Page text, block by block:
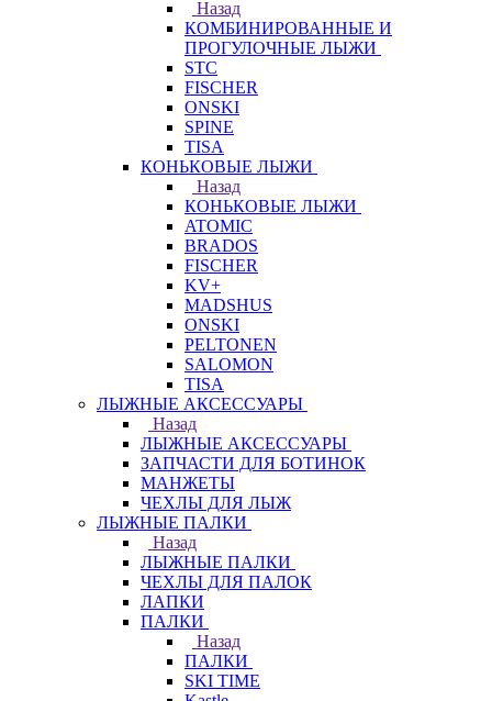
Назад
КОМБИНИРОВАННЫЕ И
ПРОГУЛОЧНЫЕ ЛЫЖИ
STC
FISCHER
ONSKI
SPINE
TISA
КОНЬКОВЫЕ ЛЫЖИ
Назад
КОНЬКОВЫЕ ЛЫЖИ
ATOMIC
BRADOS
FISCHER
KV+
MADSHUS
ONSKI
PELTONEN
SALOMON
TISA
ЛЫЖНЫЕ АКСЕССУАРЫ
Назад
ЛЫЖНЫЕ АКСЕССУАРЫ
ЗАПЧАСТИ ДЛЯ БОТИНОК
МАНЖЕТЫ
ЧЕХЛЫ ДЛЯ ЛЫЖ
ЛЫЖНЫЕ ПАЛКИ
Назад
ЛЫЖНЫЕ ПАЛКИ
ЧЕХЛЫ ДЛЯ ПАЛОК
ЛАПКИ
ПАЛКИ
Назад
ПАЛКИ
SKI TIME